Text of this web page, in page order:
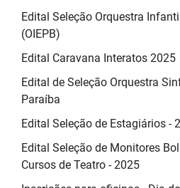
Edital Seleção Orquestra
(OIEPB)
Edital Caravana Interatos 2025
Edital de Seleção Orquestra
Paraíba
Edital Seleção de Estagiários -
Edital Seleção de Monitores
Cursos de Teatro - 2025